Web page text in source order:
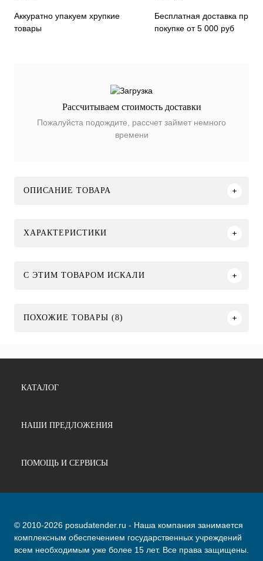
Аккуратно упакуем хрупкие
товары
Бесплатная доставка при
покупке от 5 000 руб
Рассчитываем стоимость доставки
Пожалуйста подождите, рассчет займет немного
времени
ОПИСАНИЕ ТОВАРА
ХАРАКТЕРИСТИКИ
C ЭТИМ ТОВАРОМ ИСКАЛИ
ПОХОЖИЕ ТОВАРЫ (8)
КАТАЛОГ
НАШИ ПРЕДЛОЖЕНИЯ
ПОМОЩЬ И СЕРВИСЫ
© 2010-2026 posudatender.ru - Наша компания занимается
комплексным обеспечением государственных учреждений
всем необходимым уже более 15 лет. Все права защищены.